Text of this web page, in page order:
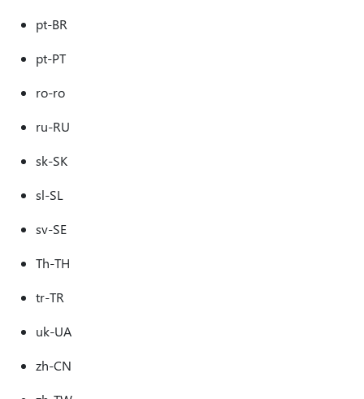
pt-BR
pt-PT
ro-ro
ru-RU
sk-SK
sl-SL
sv-SE
Th-TH
tr-TR
uk-UA
zh-CN